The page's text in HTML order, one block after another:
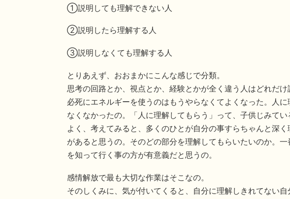
①説明しても理解できない人
②説明したら理解する人
③説明しなくても理解する人
とりあえず、おおまかにこんな感じで分類。
思考の回路とか、視点とか、経験とかが全く違う人はどれだ
必死にエネルギーを使うのはもうやらなくてよくなった。人
なくなかったの。「人に理解してもらう」って、子供じみてい
よく、考えてみると、多くのひとが自分の事すらちゃんと深
があると思うの。そのどの部分を理解してもらいたいのか。
を知って行く事の方が有意義だと思うの。
感情解放で最も大切な作業はそこなの。
そのしくみに、気が付いてくると、自分に理解しきれてない